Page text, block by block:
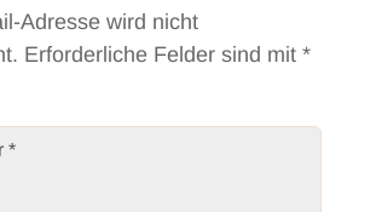
Adresse wird nicht
Erforderliche Felder sind mit *